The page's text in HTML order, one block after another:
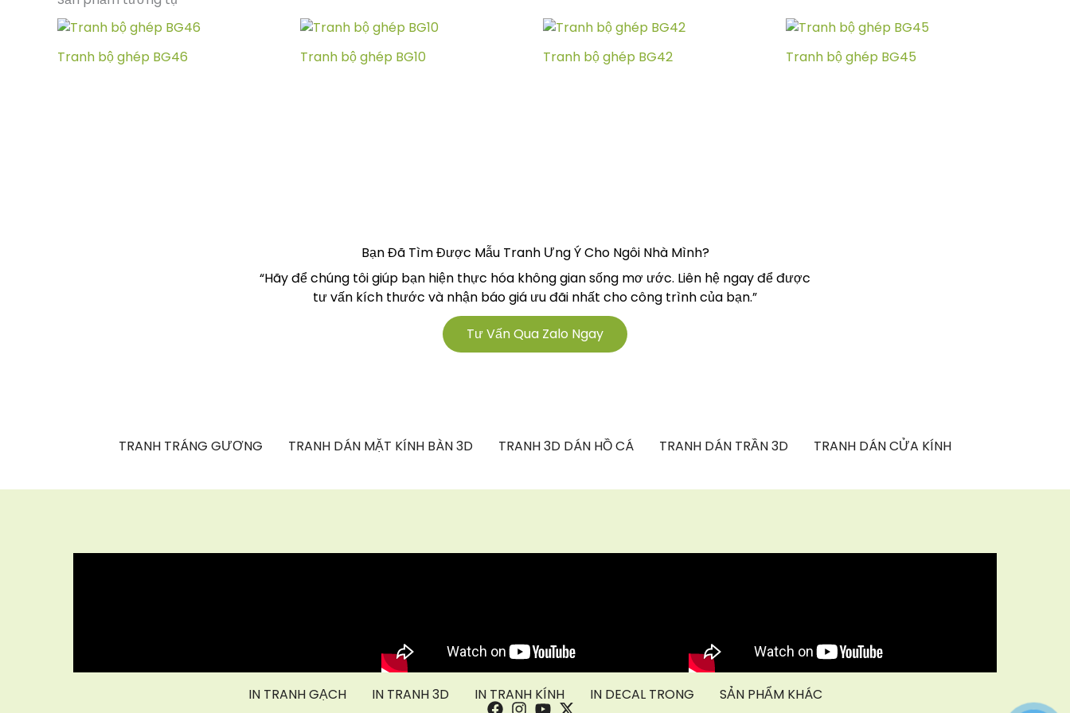
Tranh bộ ghép BG46 Tranh bộ ghép BG10 Tranh bộ ghép BG42 Tranh bộ ghép BG45
Bạn Đã Tìm Được Mẫu Tranh Ưng Ý Cho Ngôi Nhà Mình?
“Hãy để chúng tôi giúp bạn hiện thực hóa không gian sống mơ ước. Liên hệ ngay để được
tư vấn kích thước và nhận báo giá ưu đãi nhất cho công trình của bạn.”
Tư Vấn Qua Zalo Ngay
TRANH TRÁNG GƯƠNG TRANH DÁN MẶT KÍNH BÀN 3D TRANH 3D DÁN HỒ CÁ TRANH DÁN TRẦN 3D TRANH DÁN CỬA KÍNH
IN TRANH GẠCH IN TRANH 3D IN TRANH KÍNH IN DECAL TRONG SẢN PHẨM KHÁC